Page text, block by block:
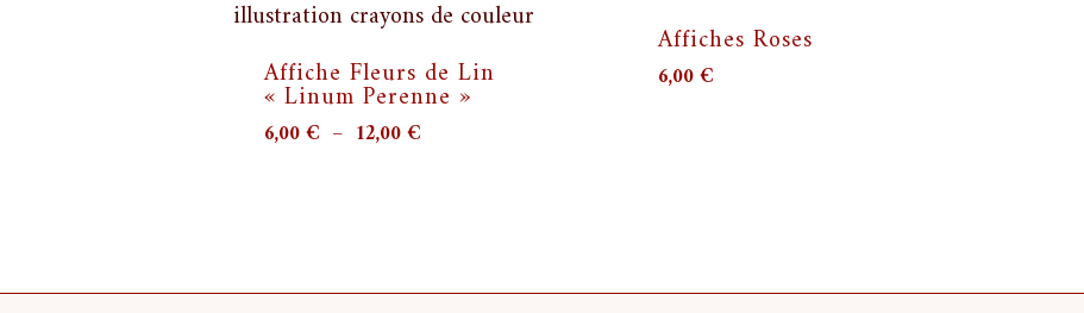
Affiche Fleurs de Lin
« Linum Perenne »
6,00€ – 12,00€
Affiches Roses
6,00€